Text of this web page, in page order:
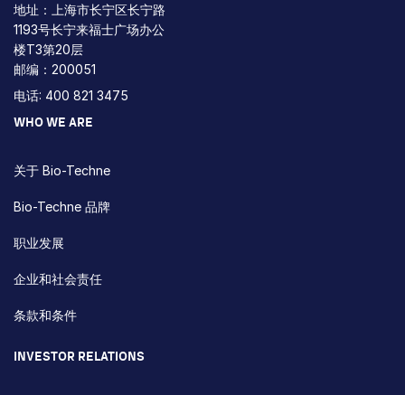
地址：上海市长宁区长宁路
1193号长宁来福士广场办公
楼T3第20层
邮编：200051
电话: 400 821 3475
WHO WE ARE
关于 Bio-Techne
Bio-Techne 品牌
职业发展
企业和社会责任
条款和条件
INVESTOR RELATIONS